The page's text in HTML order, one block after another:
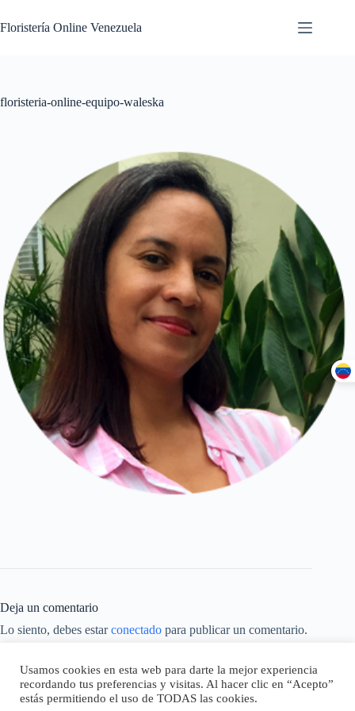
Floristería Online Venezuela
floristeria-online-equipo-waleska
Deja un comentario
Lo siento, debes estarconectado para publicar un comentario.
Este sitio usa Akismet para reducir el spam.Aprende cómo se
procesan los datos de tus comentarios.
Usamos cookies en esta web para darte la mejor experiencia
recordando tus preferencias y visitas. Al hacer clic en “Acepto”
estás permitiendo el uso de TODAS las cookies.